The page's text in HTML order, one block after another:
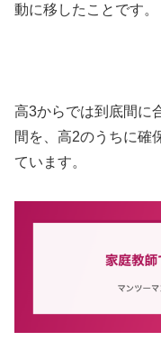
動に移したことです。
高3からでは到底間に
間を、高2のうちに確
ています。